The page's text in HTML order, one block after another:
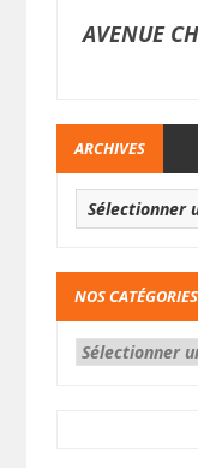
AVENUE
ARCHIVES
NOS CATÉGORIES